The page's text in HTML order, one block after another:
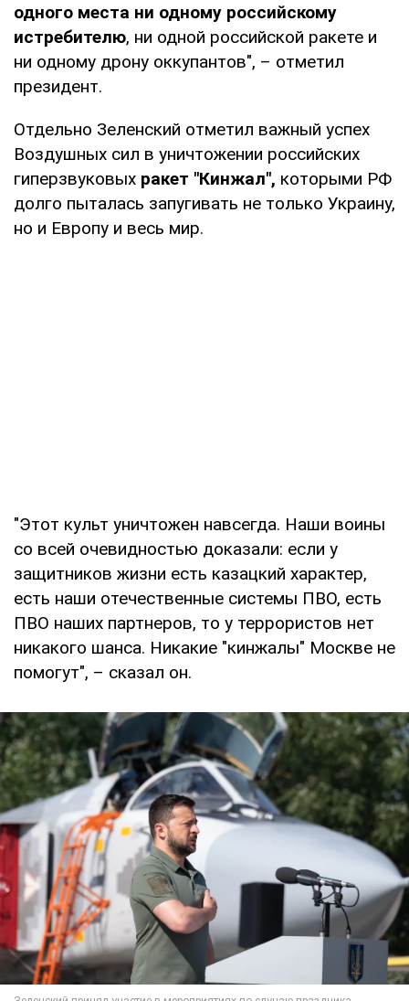
одного места ни одному российскому
истребителю, ни одной российской ракете и
ни одному дрону оккупантов", – отметил
президент.
Отдельно Зеленский отметил важный успех
Воздушных сил в уничтожении российских
гиперзвуковых ракет "Кинжал", которыми РФ
долго пыталась запугивать не только Украину,
но и Европу и весь мир.
"Этот культ уничтожен навсегда. Наши воины
со всей очевидностью доказали: если у
защитников жизни есть казацкий характер,
есть наши отечественные системы ПВО, есть
ПВО наших партнеров, то у террористов нет
никакого шанса. Никакие "кинжалы" Москве не
помогут", – сказал он.